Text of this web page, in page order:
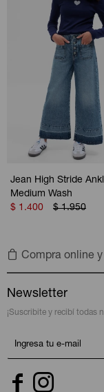
Jean High Stride
Medium Wash
$ 1.400 $ 1.950
Compra online
Newsletter
¡Suscribite y recibí todas
 